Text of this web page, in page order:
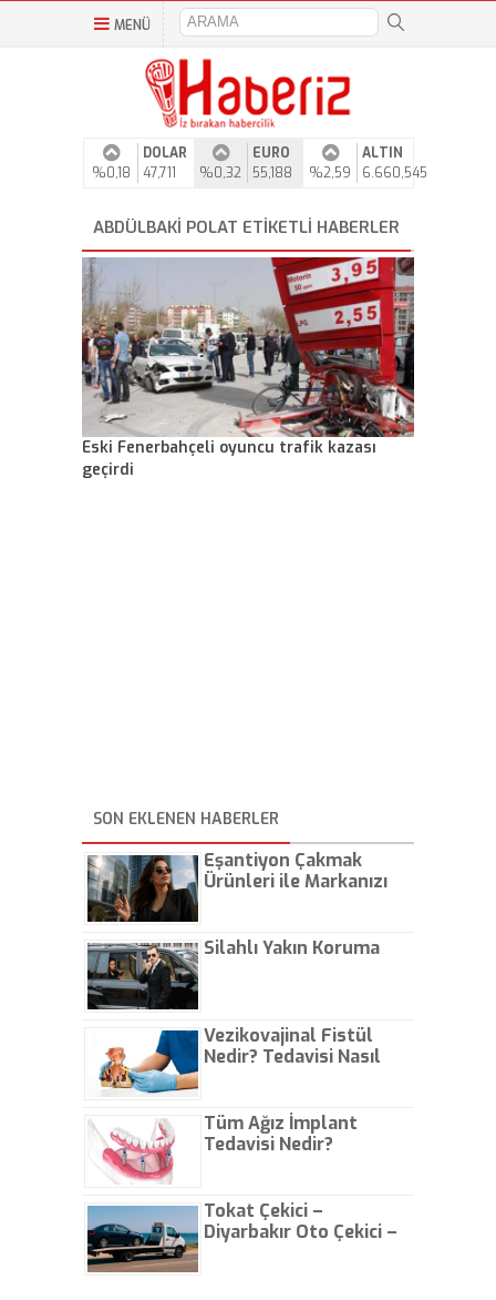
MENÜ
%0,18
DOLAR
47,711
%0,32
EURO
55,188
%2,59
ALTIN
6.660,545
ABDÜLBAKI POLAT ETIKETLI HABERLER
Eski Fenerbahçeli oyuncu trafik kazası
geçirdi
SON EKLENEN HABERLER
Eşantiyon Çakmak
Ürünleri ile Markanızı
Silahlı Yakın Koruma
Vezikovajinal Fistül
Nedir? Tedavisi Nasıl
Tüm Ağız İmplant
Tedavisi Nedir?
Tokat Çekici –
Diyarbakır Oto Çekici –